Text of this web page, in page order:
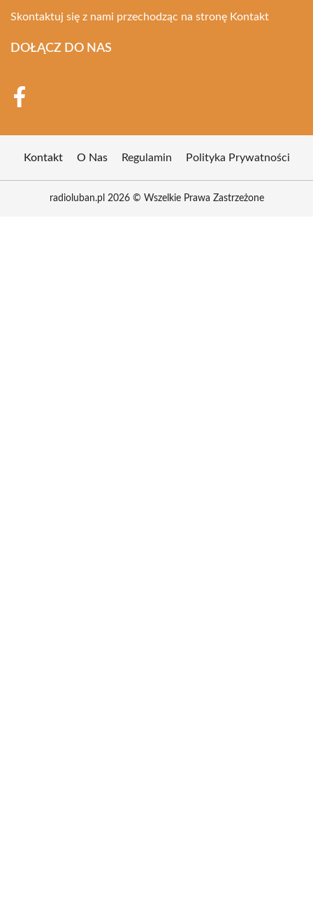
Skontaktuj się z nami przechodząc na stronę Kontakt
DOŁĄCZ DO NAS
Kontakt O Nas Regulamin Polityka Prywatności
radioluban.pl 2026 © Wszelkie Prawa Zastrzeżone